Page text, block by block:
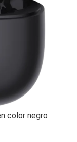
color negro